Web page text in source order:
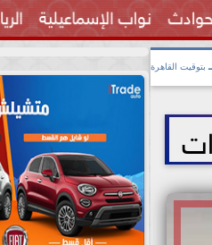
نواب الإسماعيلية
 بتوقيت القاهرة